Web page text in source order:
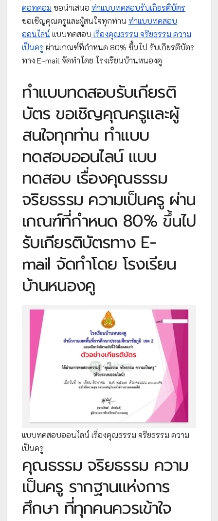
ดอทคอม ขอนำเสนอ ทำแบบทดสอบรับเกียรติบัตร
ขอเชิญคุณครูและผู้สนใจทุกท่าน ทำแบบทดสอบ
ออนไลน์ แบบทดสอบ เรื่องคุณธรรม จริยธรรม ความ
เป็นครู ผ่านเกณฑ์ที่กำหนด 80% ขึ้นไป รับเกียรติบัตร
ทาง E-mail จัดทำโดย โรงเรียนบ้านหนองคู
ทำแบบทดสอบรับเกียรติ
บัตร ขอเชิญคุณครูและผู้
สนใจทุกท่าน ทำแบบ
ทดสอบออนไลน์ แบบ
ทดสอบ เรื่องคุณธรรม
จริยธรรม ความเป็นครู ผ่าน
เกณฑ์ที่กำหนด 80% ขึ้นไป
รับเกียรติบัตรทาง E-
mail จัดทำโดย โรงเรียน
บ้านหนองคู
แบบทดสอบออนไลน์ เรื่องคุณธรรม จริยธรรม ความ
เป็นครู
คุณธรรม จริยธรรม ความ
เป็นครู รากฐานแห่งการ
ศึกษา ที่ทุกคนควรเข้าใจ